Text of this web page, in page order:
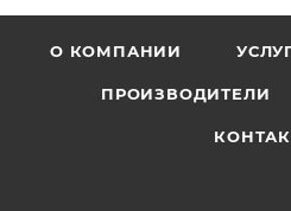
О КОМПАНИИ
ПРОИЗВОДИТЕЛИ